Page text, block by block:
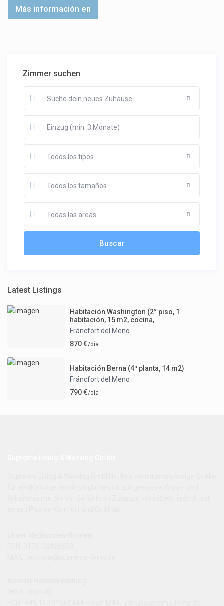
Más información en
Zimmer suchen
Suche dein neues Zuhause
Todos los tipos
Todos los tamaños
Todas las areas
Latest Listings
Habitación Washington (2° piso, 1
habitación, 15 m2, cocina,
Fráncfort del Meno
870 €/día
Habitación Berna (4ª planta, 14 m2)
Fráncfort del Meno
790 €/día